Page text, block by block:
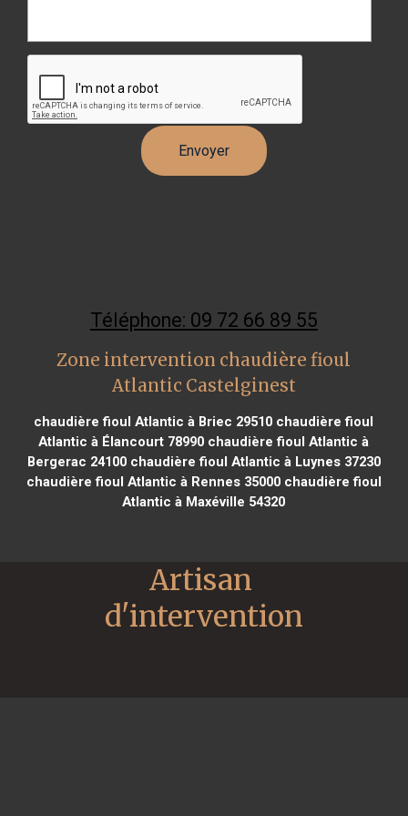
Téléphone: 09 72 66 89 55
Zone intervention chaudière fioul
Atlantic Castelginest
chaudière fioul Atlantic à Briec 29510 chaudière fioul
Atlantic à Élancourt 78990 chaudière fioul Atlantic à
Bergerac 24100chaudière fioul Atlantic à Luynes 37230
chaudière fioul Atlantic à Rennes 35000chaudière fioul
Atlantic à Maxéville 54320
Artisan
d'intervention